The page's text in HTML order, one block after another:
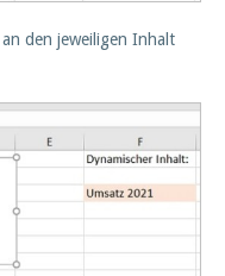
den jeweiligen Inhalt